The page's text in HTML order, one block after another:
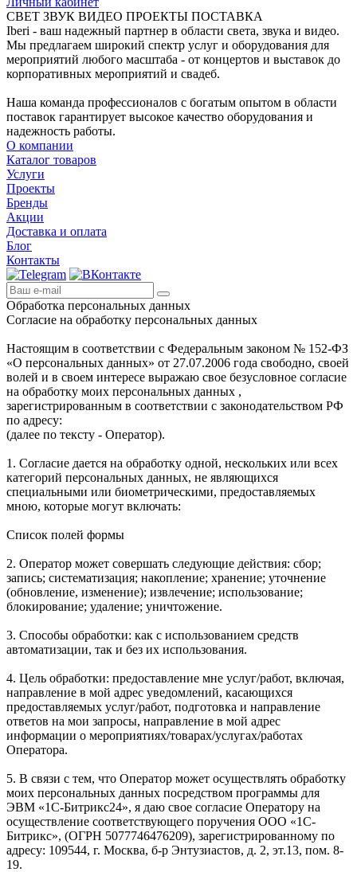
СВЕТ ЗВУК ВИДЕО ПРОЕКТЫ ПОСТАВКА
Iberi - ваш надежный партнер в области света, звука и видео.
Мы предлагаем широкий спектр услуг и оборудования для
мероприятий любого масштаба - от концертов и выставок до
корпоративных мероприятий и свадеб.
Наша команда профессионалов с богатым опытом в области
поставок гарантирует высокое качество оборудования и
надежность работы.
О компании
Каталог товаров
Услуги
Проекты
Бренды
Акции
Доставка и оплата
Блог
Контакты
Обработка персональных данных
Согласие на обработку персональных данных
Настоящим в соответствии с Федеральным законом № 152-ФЗ
«О персональных данных» от 27.07.2006 года свободно, своей
волей и в своем интересе выражаю свое безусловное согласие
на обработку моих персональных данных ,
зарегистрированным в соответствии с законодательством РФ
по адресу:
(далее по тексту - Оператор).
1. Согласие дается на обработку одной, нескольких или всех
категорий персональных данных, не являющихся
специальными или биометрическими, предоставляемых
мною, которые могут включать:
Список полей формы
2. Оператор может совершать следующие действия: сбор;
запись; систематизация; накопление; хранение; уточнение
(обновление, изменение); извлечение; использование;
блокирование; удаление; уничтожение.
3. Способы обработки: как с использованием средств
автоматизации, так и без их использования.
4. Цель обработки: предоставление мне услуг/работ, включая,
направление в мой адрес уведомлений, касающихся
предоставляемых услуг/работ, подготовка и направление
ответов на мои запросы, направление в мой адрес
информации о мероприятиях/товарах/услугах/работах
Оператора.
5. В связи с тем, что Оператор может осуществлять обработку
моих персональных данных посредством программы для
ЭВМ «1С-Битрикс24», я даю свое согласие Оператору на
осуществление соответствующего поручения ООО «1С-
Битрикс», (ОГРН 5077746476209), зарегистрированному по
адресу: 109544, г. Москва, б-р Энтузиастов, д. 2, эт.13, пом. 8-
19.